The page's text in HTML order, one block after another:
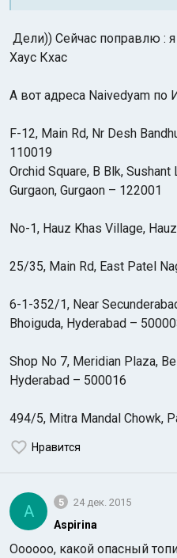
Дели)) Сейчас поправлю :
Хаус Кхас
А вот адреса Naivedyam по
F-12, Main Rd, Nr Desh
110019
Orchid Square, B Blk,
Gurgaon, Gurgaon – 122001
No-1, Hauz Khas Village,
25/35, Main Rd, East Patel
6-1-352/1, Near
Bhoiguda, Hyderabad –
Shop No 7, Meridian Plaza,
Hyderabad – 500016
494/5, Mitra Mandal Chowk,
Нравится
A 5 24 дек. 2015
Aspirina
Оооооо, какой опасный